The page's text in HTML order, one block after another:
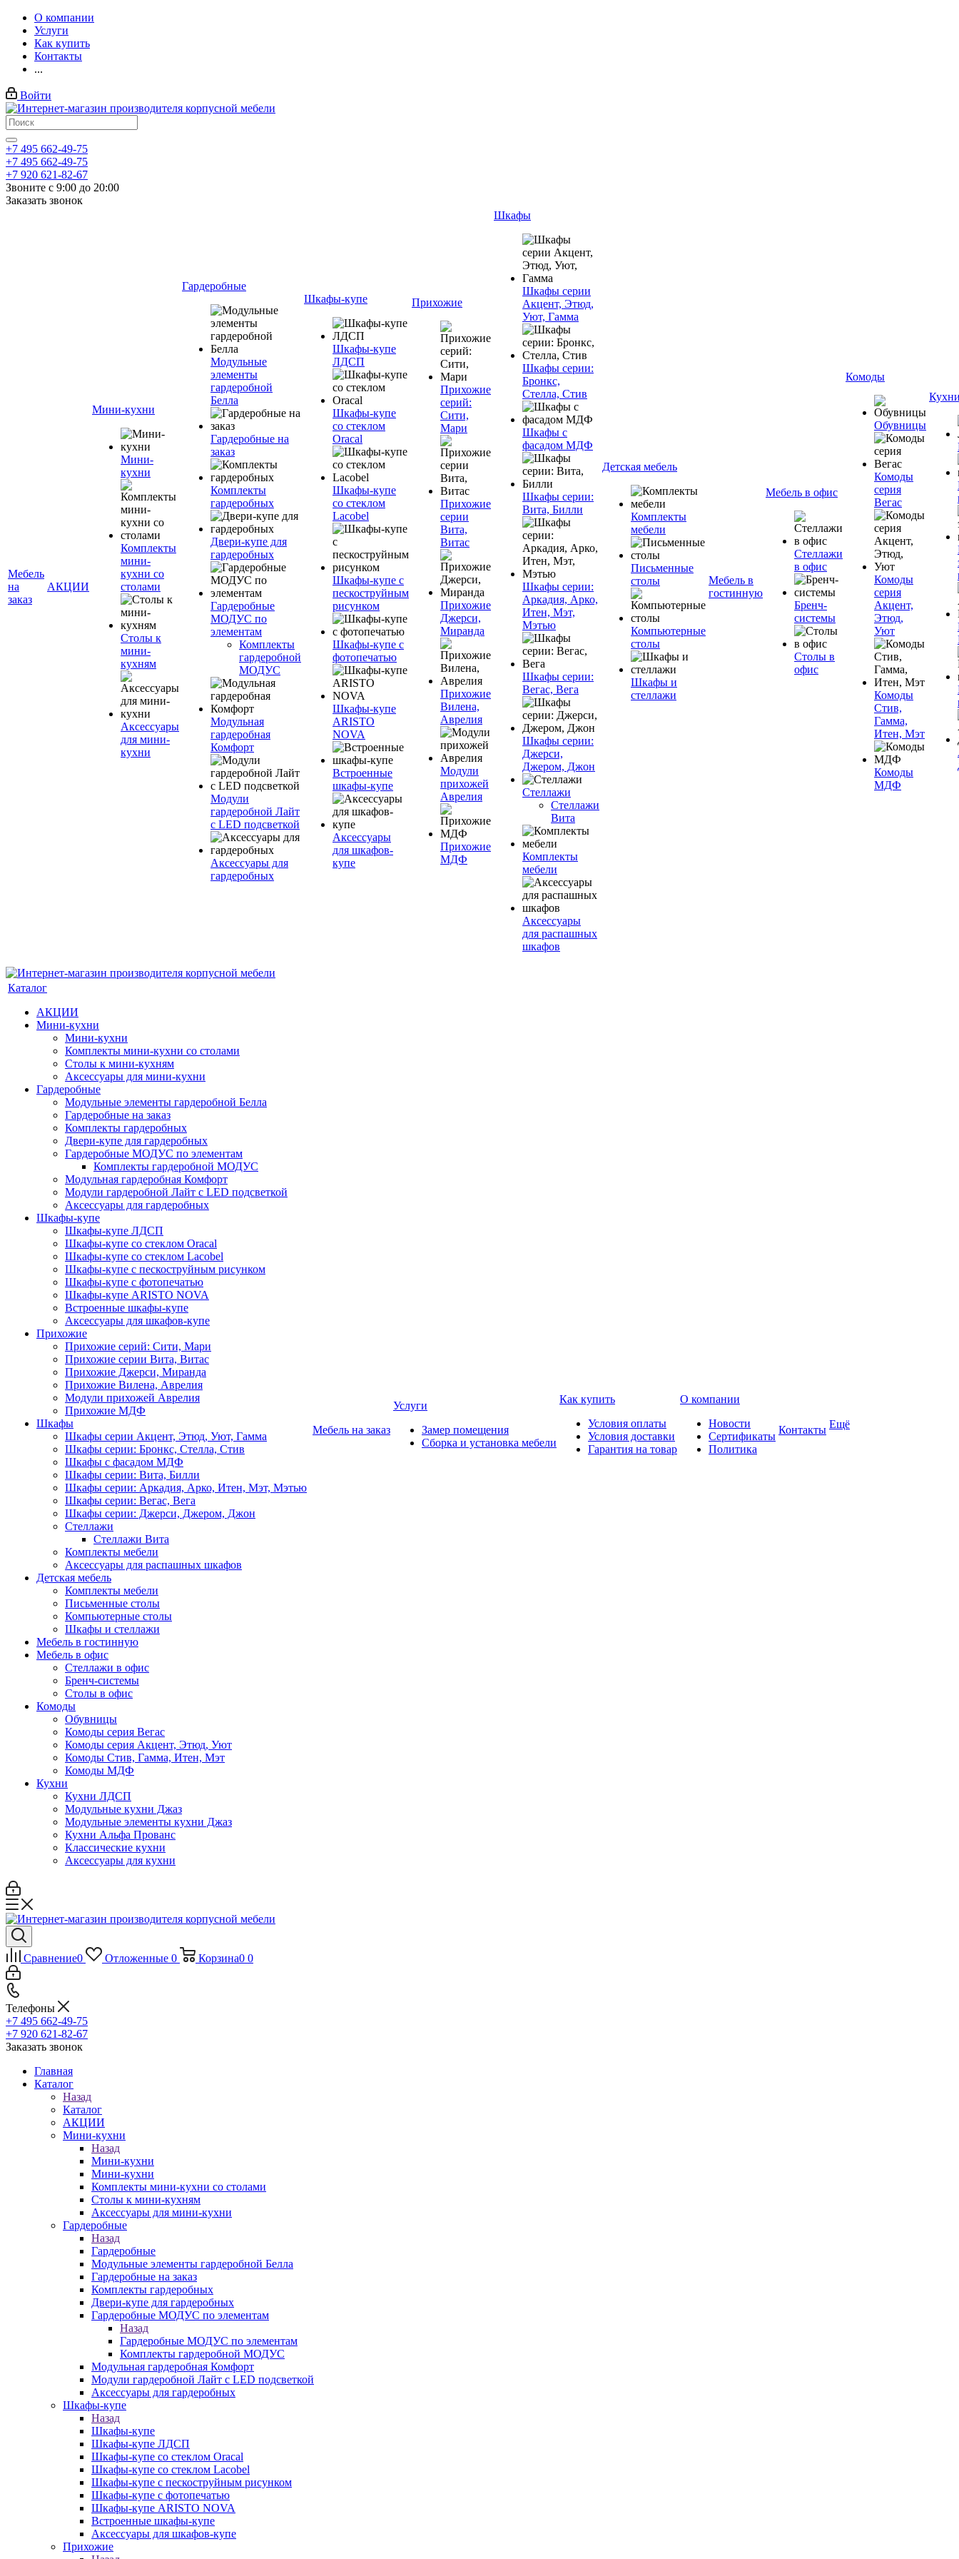
О компании
Услуги
Как купить
Контакты
...
Войти
+7 495 662-49-75
+7 495 662-49-75
+7 920 621-82-67
Звоните с 9:00 до 20:00
Заказать звонок
Мебель
на
заказ
АКЦИИ
Мини-кухни
Мини-
кухни
Комплекты
мини-
кухни со
столами
Столы к
мини-
кухням
Аксессуары
для мини-
кухни
Гардеробные
Модульные
элементы
гардеробной
Белла
Гардеробные на
заказ
Комплекты
гардеробных
Двери-купе для
гардеробных
Гардеробные
МОДУС по
элементам
Комплекты
гардеробной
МОДУС
Модульная
гардеробная
Комфорт
Модули
гардеробной Лайт
с LED подсветкой
Аксессуары для
гардеробных
Шкафы-купе
Шкафы-купе
ЛДСП
Шкафы-купе
со стеклом
Oracal
Шкафы-купе
со стеклом
Lacobel
Шкафы-купе с
пескоструйным
рисунком
Шкафы-купе с
фотопечатью
Шкафы-купе
ARISTO
NOVA
Встроенные
шкафы-купе
Аксессуары
для шкафов-
купе
Прихожие
Прихожие
серий:
Сити,
Мари
Прихожие
серии
Вита,
Витас
Прихожие
Джерси,
Миранда
Прихожие
Вилена,
Аврелия
Модули
прихожей
Аврелия
Прихожие
МДФ
Шкафы
Шкафы серии
Акцент, Этюд,
Уют, Гамма
Шкафы серии:
Бронкс,
Стелла, Стив
Шкафы с
фасадом МДФ
Шкафы серии:
Вита, Билли
Шкафы серии:
Аркадия, Арко,
Итен, Мэт,
Мэтью
Шкафы серии:
Вегас, Вега
Шкафы серии:
Джерси,
Джером, Джон
Стеллажи
Стеллажи
Вита
Комплекты
мебели
Аксессуары
для распашных
шкафов
Детская мебель
Комплекты
мебели
Письменные
столы
Компьютерные
столы
Шкафы и
стеллажи
Мебель в
гостинную
Мебель в офис
Стеллажи
в офис
Бренч-
системы
Столы в
офис
Комоды
Обувницы
Комоды
серия
Вегас
Комоды
серия
Акцент,
Этюд,
Уют
Комоды
Стив,
Гамма,
Итен, Мэт
Комоды
МДФ
Каталог
АКЦИИ
Мини-кухни
Мини-кухни
Комплекты мини-кухни со столами
Столы к мини-кухням
Аксессуары для мини-кухни
Гардеробные
Модульные элементы гардеробной Белла
Гардеробные на заказ
Комплекты гардеробных
Двери-купе для гардеробных
Гардеробные МОДУС по элементам
Комплекты гардеробной МОДУС
Модульная гардеробная Комфорт
Модули гардеробной Лайт с LED подсветкой
Аксессуары для гардеробных
Шкафы-купе
Шкафы-купе ЛДСП
Шкафы-купе со стеклом Oracal
Шкафы-купе со стеклом Lacobel
Шкафы-купе с пескоструйным рисунком
Шкафы-купе с фотопечатью
Шкафы-купе ARISTO NOVA
Встроенные шкафы-купе
Аксессуары для шкафов-купе
Прихожие
Прихожие серий: Сити, Мари
Прихожие серии Вита, Витас
Прихожие Джерси, Миранда
Прихожие Вилена, Аврелия
Модули прихожей Аврелия
Прихожие МДФ
Шкафы
Шкафы серии Акцент, Этюд, Уют, Гамма
Шкафы серии: Бронкс, Стелла, Стив
Шкафы с фасадом МДФ
Шкафы серии: Вита, Билли
Шкафы серии: Аркадия, Арко, Итен, Мэт, Мэтью
Шкафы серии: Вегас, Вега
Шкафы серии: Джерси, Джером, Джон
Стеллажи
Стеллажи Вита
Комплекты мебели
Аксессуары для распашных шкафов
Детская мебель
Комплекты мебели
Письменные столы
Компьютерные столы
Шкафы и стеллажи
Мебель в гостинную
Мебель в офис
Стеллажи в офис
Бренч-системы
Столы в офис
Комоды
Обувницы
Комоды серия Вегас
Комоды серия Акцент, Этюд, Уют
Комоды Стив, Гамма, Итен, Мэт
Комоды МДФ
Кухни
Кухни ЛДСП
Модульные кухни Джаз
Модульные элементы кухни Джаз
Кухни Альфа Прованс
Классические кухни
Аксессуары для кухни
Мебель на заказ
Услуги
Замер помещения
Сборка и установка мебели
Как купить
Условия оплаты
Условия доставки
Гарантия на товар
О компании
Новости
Сертификаты
Политика
Контакты Ещё
Сравнение0 Отложенные 0 Корзина0 0
Телефоны
+7 495 662-49-75
+7 920 621-82-67
Заказать звонок
Главная
Каталог
Назад
Каталог
АКЦИИ
Мини-кухни
Назад
Мини-кухни
Мини-кухни
Комплекты мини-кухни со столами
Столы к мини-кухням
Аксессуары для мини-кухни
Гардеробные
Назад
Гардеробные
Модульные элементы гардеробной Белла
Гардеробные на заказ
Комплекты гардеробных
Двери-купе для гардеробных
Гардеробные МОДУС по элементам
Назад
Гардеробные МОДУС по элементам
Комплекты гардеробной МОДУС
Модульная гардеробная Комфорт
Модули гардеробной Лайт с LED подсветкой
Аксессуары для гардеробных
Шкафы-купе
Назад
Шкафы-купе
Шкафы-купе ЛДСП
Шкафы-купе со стеклом Oracal
Шкафы-купе со стеклом Lacobel
Шкафы-купе с пескоструйным рисунком
Шкафы-купе с фотопечатью
Шкафы-купе ARISTO NOVA
Встроенные шкафы-купе
Аксессуары для шкафов-купе
Прихожие